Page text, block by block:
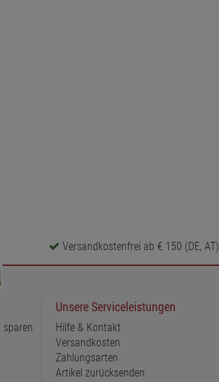
Versandkostenfrei ab € 150 (DE, AT)
sparen
Unsere Serviceleistungen
Hilfe & Kontakt
Versandkosten
Zahlungsarten
Artikel zurücksenden